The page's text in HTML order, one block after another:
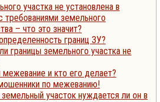
участка не установлена в
требованиями земельного
– что это значит?
границ ЗУ?
границы земельного участка не
и кто его делает?
по межеванию!
участок нуждается ли он в